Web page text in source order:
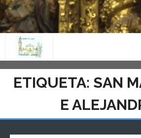
ETIQUETA: SAN
E